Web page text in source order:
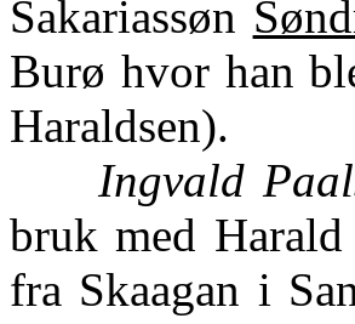
Sakariassøn
Burø hvor han
Haraldsen).
Ingvald
bruk med
fra Skaagan i